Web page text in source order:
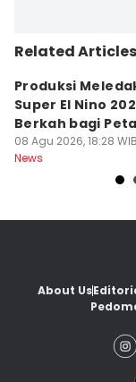
Related Articles
Produksi
Super El Nino
Berkah bagi
Garam
08 Agu 2026, 18:28 WIB
News
About Us